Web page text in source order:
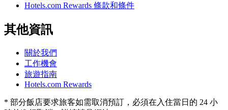
Hotels.com Rewards 條款和條件
其他資訊
關於我們
工作機會
旅遊指南
Hotels.com Rewards
* 部分飯店要求旅客如需取消預訂，必須在入住當日的 24 小